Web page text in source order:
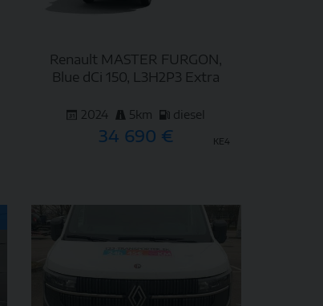
Renault MASTER FURGON,
Blue dCi 150, L3H2P3 Extra
2024 5km diesel
34 690 € KE4